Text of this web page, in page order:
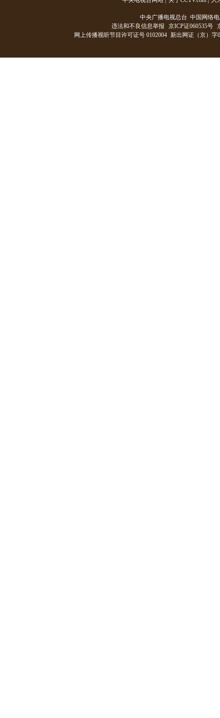
中央广播电视总台 中国网络
违法和不良信息举报
京ICP证060535号
网上传播视听节目许可证号 0102004 新出网证（京）